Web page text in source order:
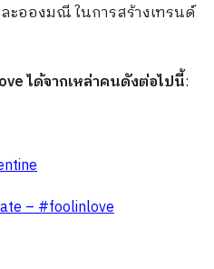
ะอองมณี ในการสร้างเทรนด์
ได้จากเหล่าคนดังต่อไปนี้:
– #foolinlove